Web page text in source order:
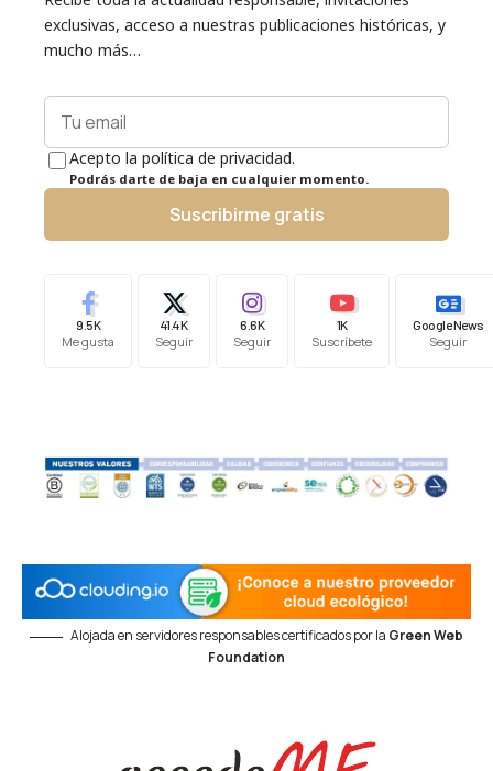
exclusivas, acceso a nuestras publicaciones históricas, y
mucho más…
Acepto la política de privacidad.
Podrás darte de baja en cualquier momento.
Suscribirme gratis
9.5K
Me gusta
41.4K
Seguir
6.6K
Seguir
1K
Suscríbete
Google News
Seguir
Alojada en servidores responsables certificados por la Green Web
Foundation